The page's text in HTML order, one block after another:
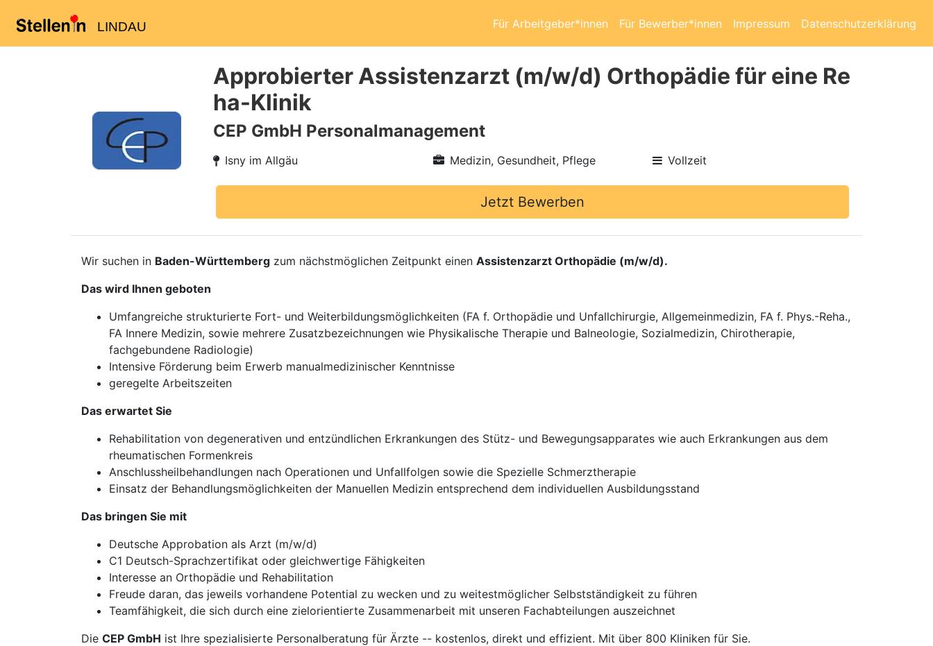
LINDAU Für Arbeitgeber*innen Für Bewerber*innen Impressum Datenschutzerklärung
Approbierter Assistenzarzt (m/w/d) Orthopädie für eine Re
ha-Klinik
CEP GmbH Personalmanagement
Isny im Allgäu Medizin, Gesundheit, Pflege Vollzeit
Jetzt Bewerben
Wir suchen in Baden-Württemberg zum nächstmöglichen Zeitpunkt einen Assistenzarzt Orthopädie (m/w/d).
Das wird Ihnen geboten
Umfangreiche strukturierte Fort- und Weiterbildungsmöglichkeiten (FA f. Orthopädie und Unfallchirurgie, Allgemeinmedizin, FA f. Phys.-Reha.,
FA Innere Medizin, sowie mehrere Zusatzbezeichnungen wie Physikalische Therapie und Balneologie, Sozialmedizin, Chirotherapie,
fachgebundene Radiologie)
Intensive Förderung beim Erwerb manualmedizinischer Kenntnisse
geregelte Arbeitszeiten
Das erwartet Sie
Rehabilitation von degenerativen und entzündlichen Erkrankungen des Stütz- und Bewegungsapparates wie auch Erkrankungen aus dem
rheumatischen Formenkreis
Anschlussheilbehandlungen nach Operationen und Unfallfolgen sowie die Spezielle Schmerztherapie
Einsatz der Behandlungsmöglichkeiten der Manuellen Medizin entsprechend dem individuellen Ausbildungsstand
Das bringen Sie mit
Deutsche Approbation als Arzt (m/w/d)
C1 Deutsch-Sprachzertifikat oder gleichwertige Fähigkeiten
Interesse an Orthopädie und Rehabilitation
Freude daran, das jeweils vorhandene Potential zu wecken und zu weitestmöglicher Selbstständigkeit zu führen
Teamfähigkeit, die sich durch eine zielorientierte Zusammenarbeit mit unseren Fachabteilungen auszeichnet
Die CEP GmbH ist Ihre spezialisierte Personalberatung für Ärzte -- kostenlos, direkt und effizient. Mit über 800 Kliniken für Sie.